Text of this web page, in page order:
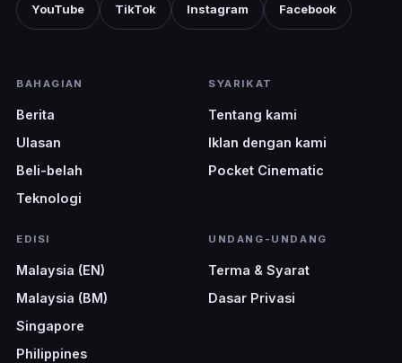
YouTube TikTok Instagram Facebook
BAHAGIAN
Berita
Ulasan
Beli-belah
Teknologi
SYARIKAT
Tentang kami
Iklan dengan kami
Pocket Cinematic
EDISI
Malaysia (EN)
Malaysia (BM)
Singapore
Philippines
UNDANG-UNDANG
Terma & Syarat
Dasar Privasi